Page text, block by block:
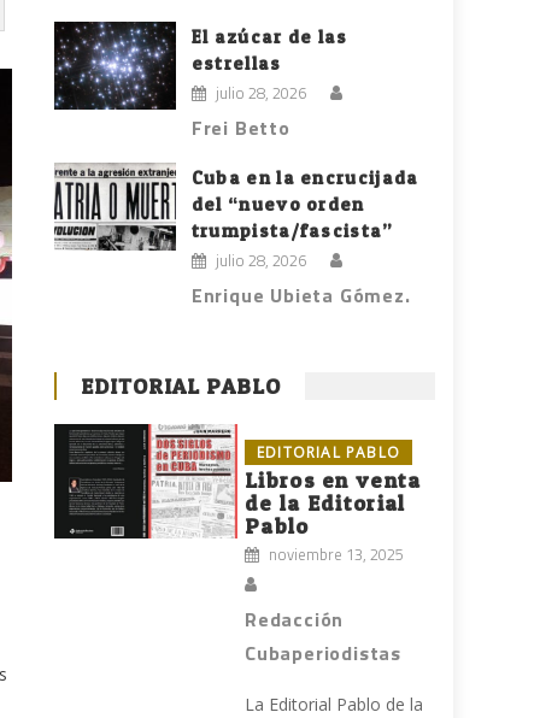
El azúcar de las
estrellas
julio 28, 2026
Frei Betto
Cuba en la encrucijada
del “nuevo orden
trumpista/fascista”
julio 28, 2026
Enrique Ubieta Gómez.
EDITORIAL PABLO
EDITORIAL PABLO
Libros en venta
de la Editorial
Pablo
noviembre 13, 2025
Redacción
Cubaperiodistas
La Editorial Pablo de la